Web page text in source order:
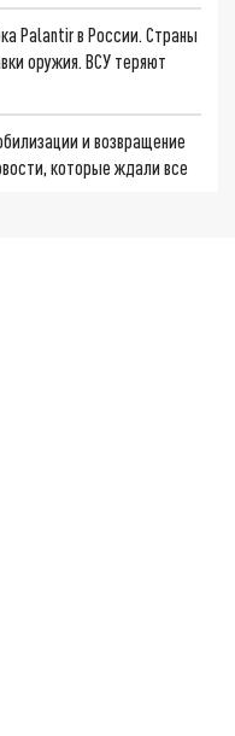
Palantir в России. Страны
оружия. ВСУ теряют
и возвращение
которые ждали все